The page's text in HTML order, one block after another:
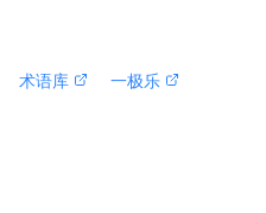
术语库 一极乐